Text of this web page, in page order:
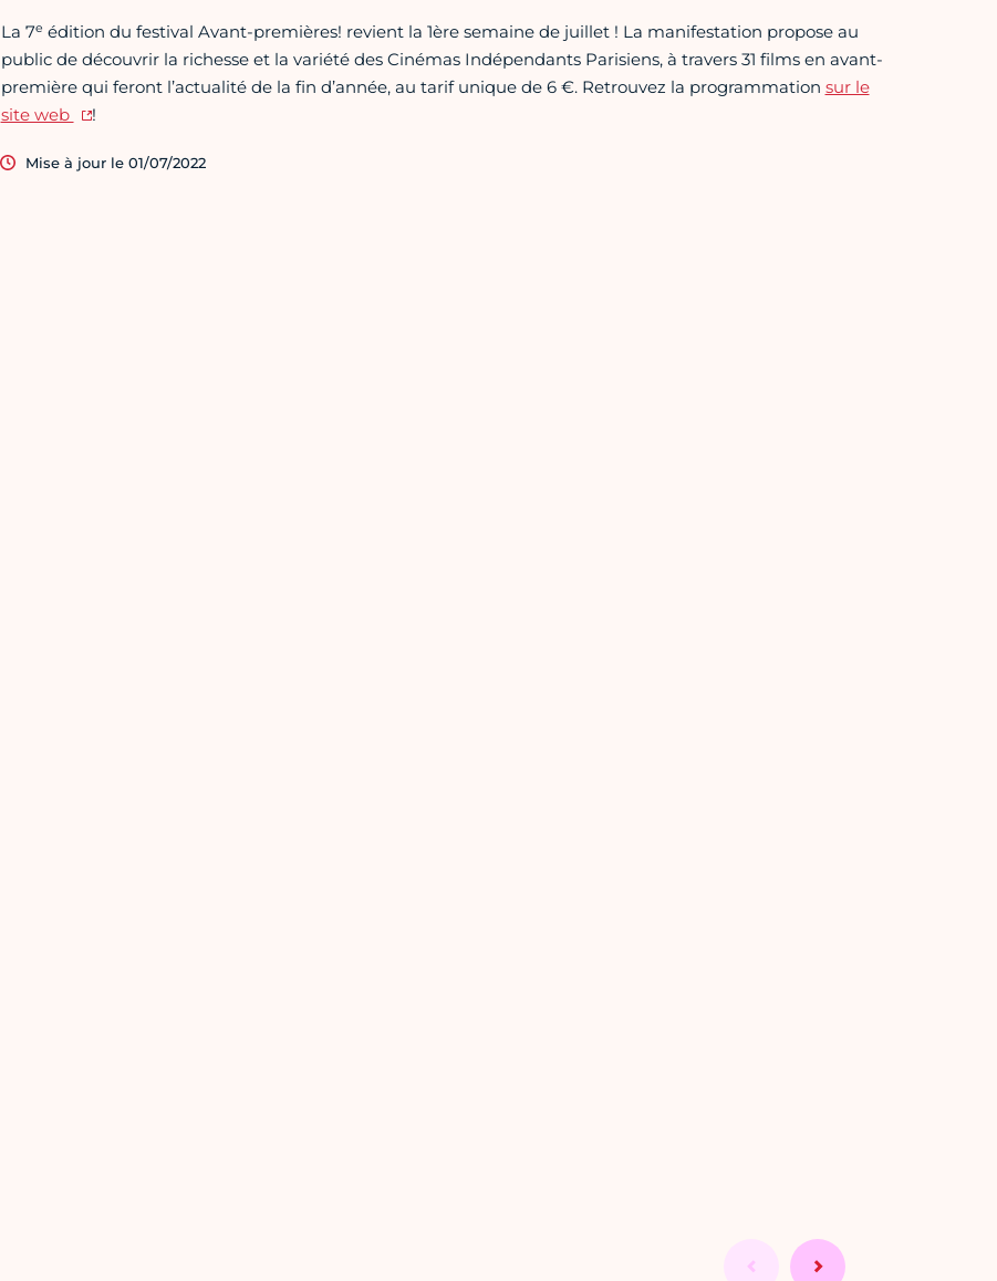
La 7e édition du festival Avant-premières! revient la 1ère semaine de juillet ! La manifestation propose au
public de découvrir la richesse et la variété des Cinémas Indépendants Parisiens, à travers 31 films en avant-
première qui feront l’actualité de la fin d’année, au tarif unique de 6 €. Retrouvez la programmation sur le
site web
!
Mise à jour le 01/07/2022